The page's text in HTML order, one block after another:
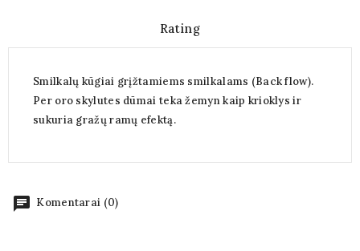
Rating
Smilkalų kūgiai grįžtamiems smilkalams (Back flow).
Per oro skylutes dūmai teka žemyn kaip krioklys ir
sukuria gražų ramų efektą.
chat Komentarai (0)